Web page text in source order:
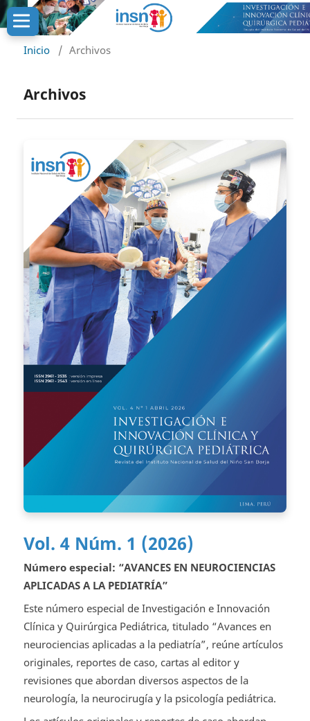
Inicio / Archivos
Archivos
Vol. 4 Núm. 1 (2026)
Número especial: “AVANCES EN NEUROCIENCIAS
APLICADAS A LA PEDIATRÍA”
Este número especial de Investigación e Innovación
Clínica y Quirúrgica Pediátrica, titulado “Avances en
neurociencias aplicadas a la pediatría”, reúne artículos
originales, reportes de caso, cartas al editor y
revisiones que abordan diversos aspectos de la
neurología, la neurocirugía y la psicología pediátrica.